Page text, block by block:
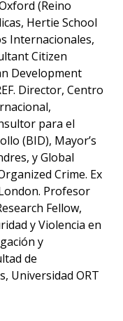
(Reino
Hertie School
Internacionales,
Citizen
Development
Director, Centro
para el
(BID), Mayor’s
y Global
Crime. Ex
Profesor
Fellow,
y Violencia en
y
de
Universidad ORT